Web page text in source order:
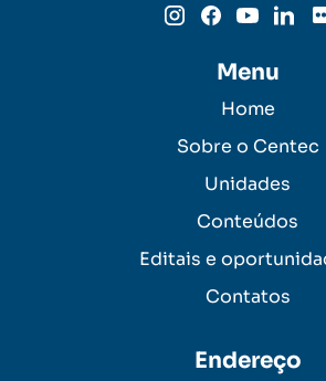
Menu
Home
Sobre o Centec
Unidades
Conteúdos
Editais e
Contatos
Endereço